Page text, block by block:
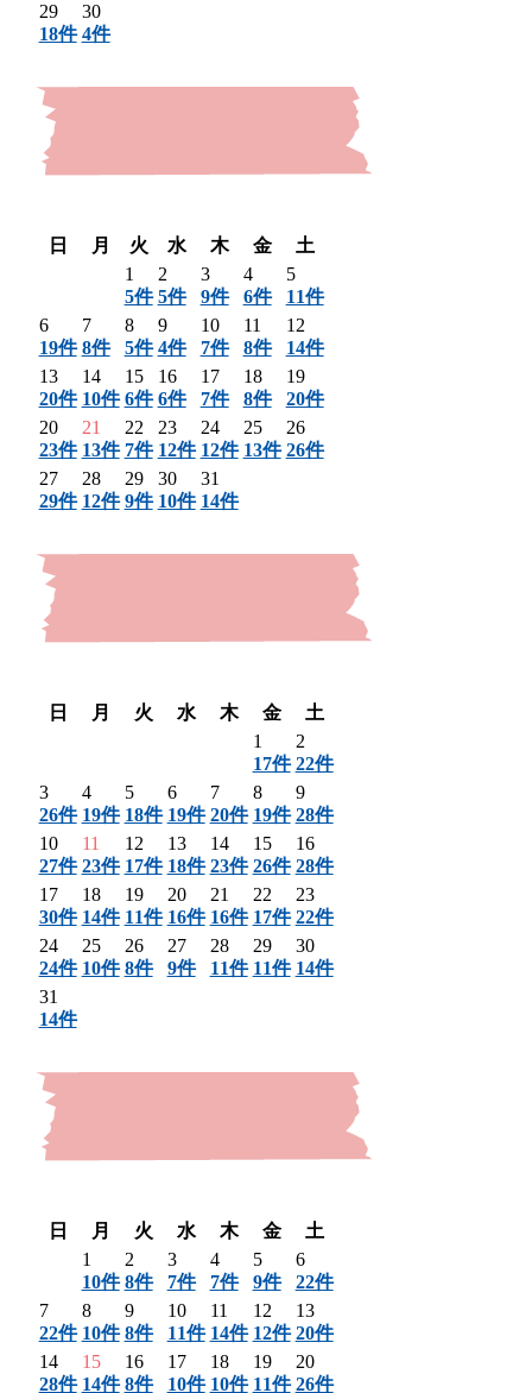
29
18件
30
4件
日
月 火 水 木 金
土
1
5件
2
5件
3
9件
4
6件
5
11件
6
19件
7
8件
8
5件
9
4件
10
7件
11
8件
12
14件
13
20件
14
10件
15
6件
16
6件
17
7件
18
8件
19
20件
20
23件
21
13件
22
7件
23
12件
24
12件
25
13件
26
26件
27
29件
28
12件
29
9件
30
10件
31
14件
日
月 火 水 木 金
土
1
17件
2
22件
3
26件
4
19件
5
18件
6
19件
7
20件
8
19件
9
28件
10
27件
11
23件
12
17件
13
18件
14
23件
15
26件
16
28件
17
30件
18
14件
19
11件
20
16件
21
16件
22
17件
23
22件
24
24件
25
10件
26
8件
27
9件
28
11件
29
11件
30
14件
31
14件
日
月 火 水 木 金
土
1
10件
2
8件
3
7件
4
7件
5
9件
6
22件
7
22件
8
10件
9
8件
10
11件
11
14件
12
12件
13
20件
14
28件
15
14件
16
8件
17
10件
18
10件
19
11件
20
26件